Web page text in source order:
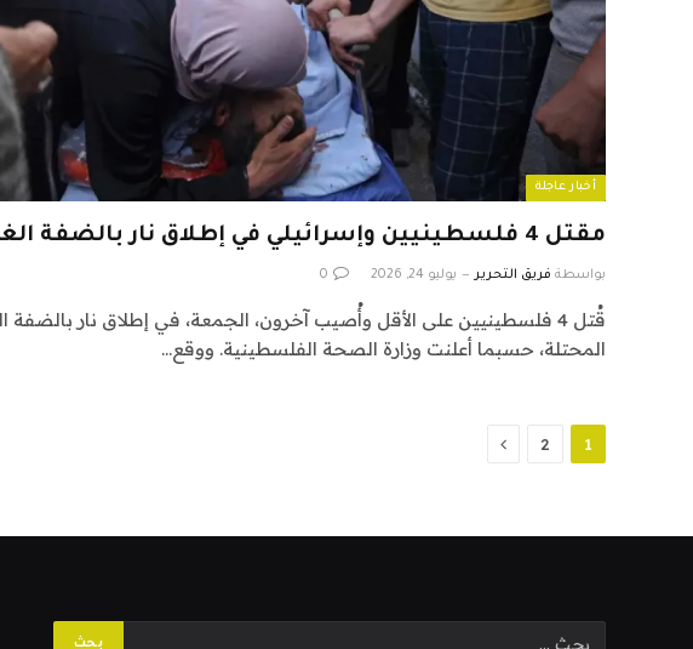
أخبار عاجلة
مقتل 4 فلسطينيين وإسرائيلي في إطلاق نار بالضفة الغربية
بواسطة فريق التحرير يوليو 24, 2026 0
قُتل 4 فلسطينيين على الأقل وأُصيب آخرون، الجمعة، في إطلاق نار بالضفة
المحتلة، حسبما أعلنت وزارة الصحة الفلسطينية. ووقع…
1
2 التالي